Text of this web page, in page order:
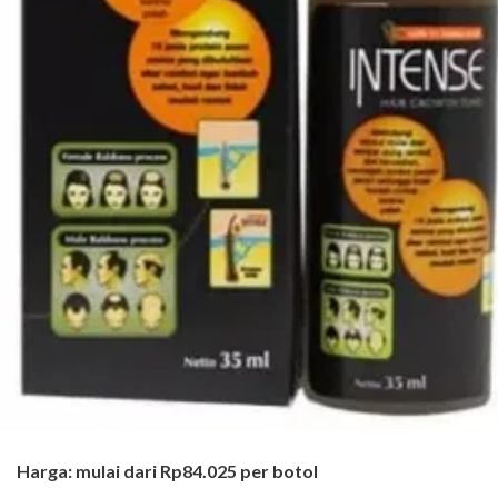
Harga: mulai dari Rp84.025 per botol